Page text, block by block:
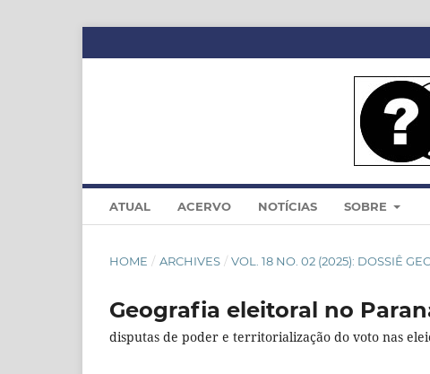
ATUAL ACERVO NOTÍCIAS SOBRE
HOME / ARCHIVES / VOL. 18 NO. 02 (2025): DOSSIÊ
Geografia eleitoral no
disputas de poder e territorialização do voto nas